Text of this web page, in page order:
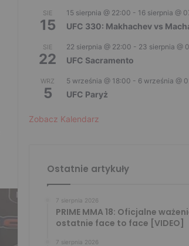
SIE
15
15 sierpnia @ 22:00 - 16 sierpnia @
UFC 330: Makhachev vs
SIE
22
22 sierpnia @ 22:00 - 23 sierpnia @
UFC Sacramento
WRZ
5
5 września @ 18:00 - 6 września @
UFC Paryż
Zobacz Kalendarz
Ostatnie artykuły
7 sierpnia 2026
PRIME MMA 18: Oficjalne
ostatnie face to face [VIDEO]
7 sierpnia 2026